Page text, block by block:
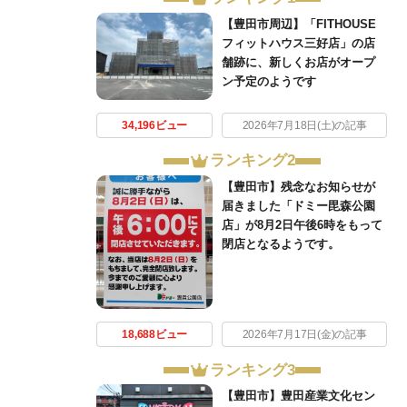
【豊田市周辺】「FITHOUSE
フィットハウス三好店」の店
舗跡に、新しくお店がオープ
ン予定のようです
34,196ビュー 2026年7月18日(土)の記事
ランキング2
【豊田市】残念なお知らせが
届きました「ドミー毘森公園
店」が8月2日午後6時をもって
閉店となるようです。
18,688ビュー 2026年7月17日(金)の記事
ランキング3
【豊田市】豊田産業文化セン